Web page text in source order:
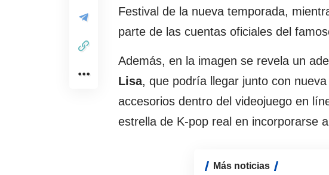
Festival de la nueva temporada,
parte de las cuentas oficiales del
Además, en la imagen se revela un
Lisa, que podría llegar junto con
accesorios dentro del videojuego en
estrella de K-pop real en incorporarse
Más noticias